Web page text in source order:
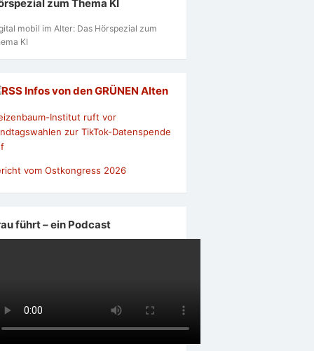
zum Thema KI
mobil im Alter: Das Hörspezial zum
KI
Infos von den GRÜNEN Alten
Institut ruft vor
zur TikTok-Datenspende
vom Ostkongress 2026
führt – ein Podcast